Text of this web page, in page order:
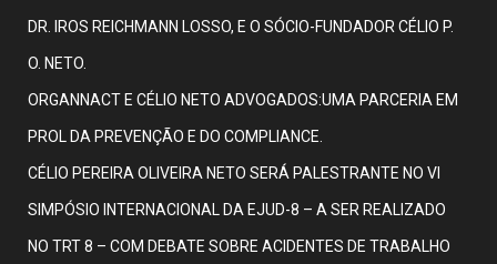
DR. IROS REICHMANN LOSSO, E O SÓCIO-FUNDADOR CÉLIO P.
O. NETO.
ORGANNACT E CÉLIO NETO ADVOGADOS:UMA PARCERIA EM
PROL DA PREVENÇÃO E DO COMPLIANCE.
CÉLIO PEREIRA OLIVEIRA NETO SERÁ PALESTRANTE NO VI
SIMPÓSIO INTERNACIONAL DA EJUD-8 – A SER REALIZADO
NO TRT 8 – COM DEBATE SOBRE ACIDENTES DE TRABALHO